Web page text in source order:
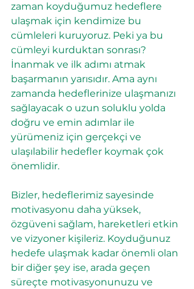
zaman koyduğumuz hedeflere
ulaşmak için kendimize bu
cümleleri kuruyoruz. Peki ya bu
cümleyi kurduktan sonrası?
İnanmak ve ilk adımı atmak
başarmanın yarısıdır. Ama aynı
zamanda hedeflerinize ulaşmanızı
sağlayacak o uzun soluklu yolda
doğru ve emin adımlar ile
yürümeniz için gerçekçi ve
ulaşılabilir hedefler koymak çok
önemlidir.
Bizler, hedeflerimiz sayesinde
motivasyonu daha yüksek,
özgüveni sağlam, hareketleri etkin
ve vizyoner kişileriz. Koyduğunuz
hedefe ulaşmak kadar önemli olan
bir diğer şey ise, arada geçen
süreçte motivasyonunuzu ve